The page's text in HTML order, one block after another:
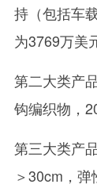
持（包括车
为3769万美
第二大类产
钩编织物，
第三大类产
＞30cm，